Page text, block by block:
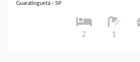
Guaratinguetá - SP
2 1